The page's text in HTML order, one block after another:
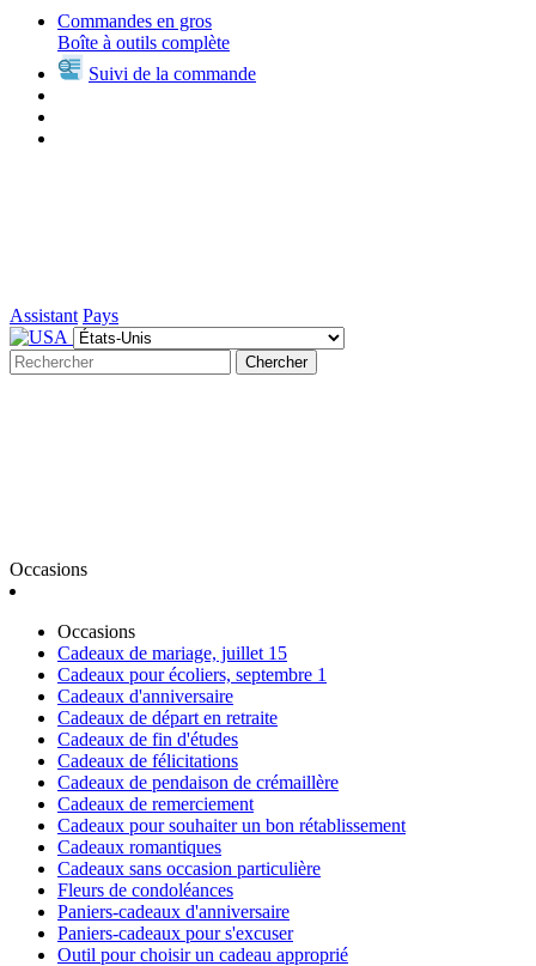
Commandes en gros
Boîte à outils complète
Suivi de la commande
Assistant Pays
Chercher
Occasions
Occasions
Cadeaux de mariage, juillet 15
Cadeaux pour écoliers, septembre 1
Cadeaux d'anniversaire
Cadeaux de départ en retraite
Cadeaux de fin d'études
Cadeaux de félicitations
Cadeaux de pendaison de crémaillère
Cadeaux de remerciement
Cadeaux pour souhaiter un bon rétablissement
Cadeaux romantiques
Cadeaux sans occasion particulière
Fleurs de condoléances
Paniers-cadeaux d'anniversaire
Paniers-cadeaux pour s'excuser
Outil pour choisir un cadeau approprié